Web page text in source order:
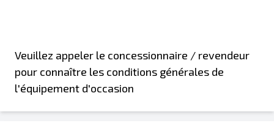
Veuillez appeler le concessionnaire / revendeur
pour connaître les conditions générales de
l'équipement d'occasion